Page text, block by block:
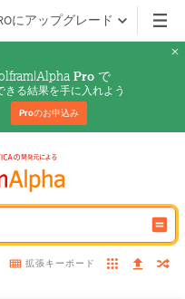
にアップグレード
Pro で
きる結果を手に入れよう
Proのお申込み
拡張キーボード